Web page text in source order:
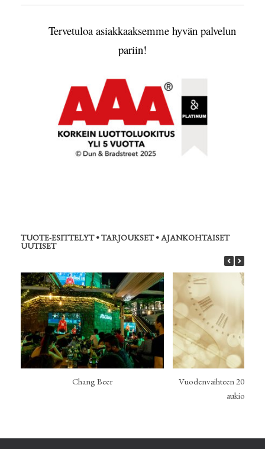
Tervetuloa asiakkaaksemme hyvän palvelun
pariin!
TUOTE-ESITTELYT • TARJOUKSET • AJANKOHTAISET
UUTISET
Chang Beer
Vuodenvaihteen 2024-
aukioloajat